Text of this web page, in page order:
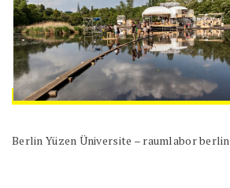
Berlin Yüzen Üniversite – raumlabor berlin